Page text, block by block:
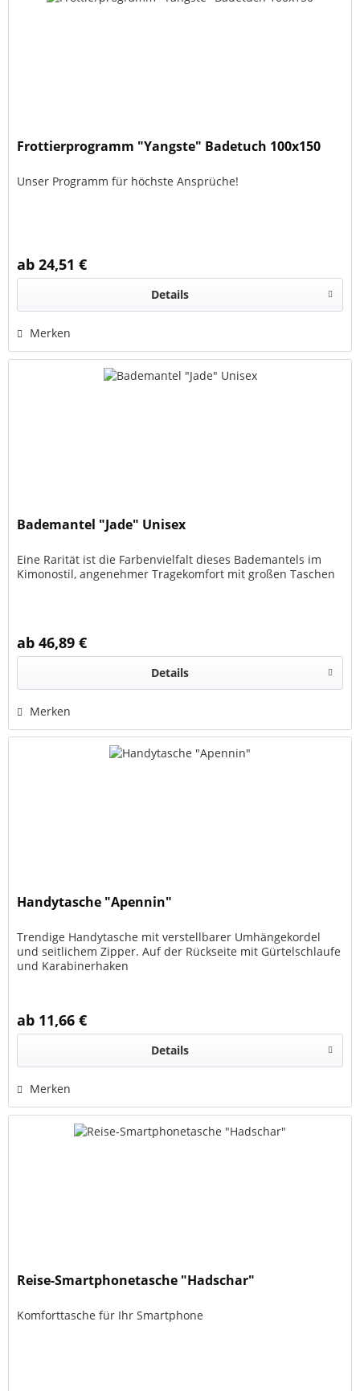
Frottierprogramm "Yangste" Badetuch 100x150
Unser Programm für höchste Ansprüche!
ab 24,51 €
Details
Merken
Bademantel "Jade" Unisex
Eine Rarität ist die Farbenvielfalt dieses Bademantels im
Kimonostil, angenehmer Tragekomfort mit großen Taschen
ab 46,89 €
Details
Merken
Handytasche "Apennin"
Trendige Handytasche mit verstellbarer Umhängekordel
und seitlichem Zipper. Auf der Rückseite mit Gürtelschlaufe
und Karabinerhaken
ab 11,66 €
Details
Merken
Reise-Smartphonetasche "Hadschar"
Komforttasche für Ihr Smartphone